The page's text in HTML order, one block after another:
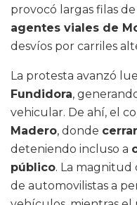
provocó largas filas
agentes viales de
desvíos por carriles
La protesta avanzó
Fundidora,
vehicular. De ahí, el
Madero, donde
deteniendo incluso a
público. La magnitud
de automovilistas a